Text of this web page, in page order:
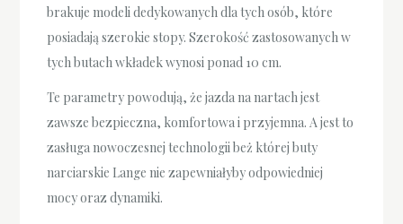
brakuje modeli dedykowanych dla tych osób, które
posiadają szerokie stopy. Szerokość zastosowanych w
tych butach wkładek wynosi ponad 10 cm.
Te parametry powodują, że jazda na nartach jest
zawsze bezpieczna, komfortowa i przyjemna. A jest to
zasługa nowoczesnej technologii beż której buty
narciarskie Lange nie zapewniałyby odpowiedniej
mocy oraz dynamiki.